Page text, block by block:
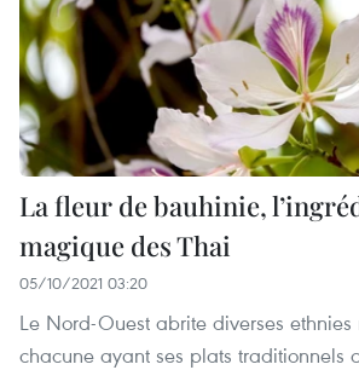
La fleur de bauhinie,
magique des Thai
05/10/2021 03:20
Le Nord-Ouest abrite diverses ethnies
chacune ayant ses plats traditionnels